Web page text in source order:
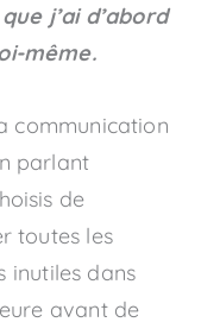
j’ai d’abord
même.
communication
parlant
de
toutes les
inutiles dans
avant de